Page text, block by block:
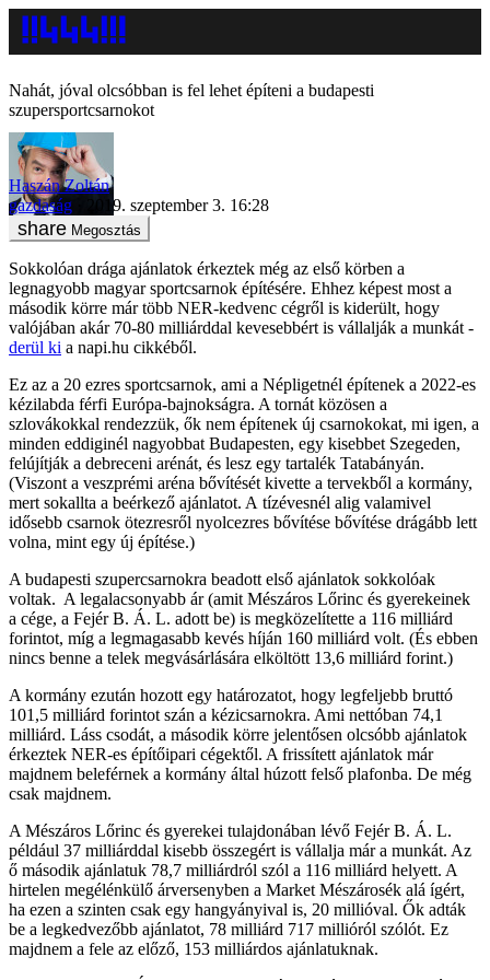
Nahát, jóval olcsóbban is fel lehet építeni a budapesti
szupersportcsarnokot
Haszán Zoltán
gazdaság
2019. szeptember 3. 16:28
Megosztás
Sokkolóan drága ajánlatok érkeztek még az első körben a
legnagyobb magyar sportcsarnok építésére. Ehhez képest most a
második körre már több NER-kedvenc cégről is kiderült, hogy
valójában akár 70-80 milliárddal kevesebbért is vállalják a munkát -
derül ki a napi.hu cikkéből.
Ez az a 20 ezres sportcsarnok, ami a Népligetnél építenek a 2022-es
kézilabda férfi Európa-bajnokságra. A tornát közösen a
szlovákokkal rendezzük, ők nem építenek új csarnokokat, mi igen, a
minden eddiginél nagyobbat Budapesten, egy kisebbet Szegeden,
felújítják a debreceni arénát, és lesz egy tartalék Tatabányán.
(Viszont a veszprémi aréna bővítését kivette a tervekből a kormány,
mert sokallta a beérkező ajánlatot. A tízévesnél alig valamivel
idősebb csarnok ötezresről nyolcezres bővítése bővítése drágább lett
volna, mint egy új építése.)
A budapesti szupercsarnokra beadott első ajánlatok sokkolóak
voltak. A legalacsonyabb ár (amit Mészáros Lőrinc és gyerekeinek
a cége, a Fejér B. Á. L. adott be) is megközelítette a 116 milliárd
forintot, míg a legmagasabb kevés híján 160 milliárd volt. (És ebben
nincs benne a telek megvásárlására elköltött 13,6 milliárd forint.)
A kormány ezután hozott egy határozatot, hogy legfeljebb bruttó
101,5 milliárd forintot szán a kézicsarnokra. Ami nettóban 74,1
milliárd. Láss csodát, a második körre jelentősen olcsóbb ajánlatok
érkeztek NER-es építőipari cégektől. A frissített ajánlatok már
majdnem beleférnek a kormány által húzott felső plafonba. De még
csak majdnem.
A Mészáros Lőrinc és gyerekei tulajdonában lévő Fejér B. Á. L.
például 37 milliárddal kisebb összegért is vállalja már a munkát. Az
ő második ajánlatuk 78,7 milliárdról szól a 116 milliárd helyett. A
hirtelen megélénkülő árversenyben a Market Mészárosék alá ígért,
ha ezen a szinten csak egy hangyányival is, 20 millióval. Ők adták
be a legkedvezőbb ajánlatot, 78 milliárd 717 millióról szólót. Ez
majdnem a fele az előző, 153 milliárdos ajánlatuknak.